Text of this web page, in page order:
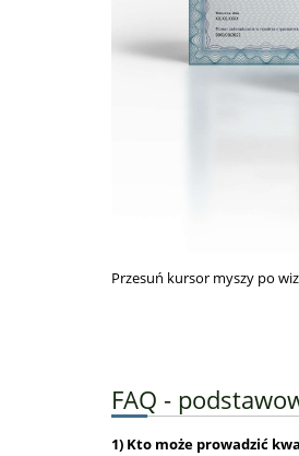
Przesuń kursor myszy po
FAQ -
1) Kto może prowadzić